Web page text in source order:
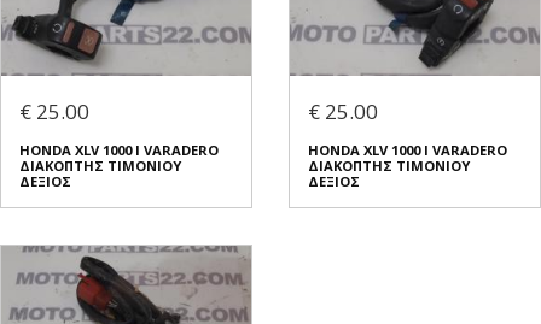
€ 25.00
HONDA XLV 1000 I VARADERO
ΔΙΑΚΟΠΤΗΣ ΤΙΜΟΝΙΟΥ
ΔΕΞΙΟΣ
€ 25.00
HONDA XLV 1000 I VARADERO
ΔΙΑΚΟΠΤΗΣ ΤΙΜΟΝΙΟΥ
ΔΕΞΙΟΣ